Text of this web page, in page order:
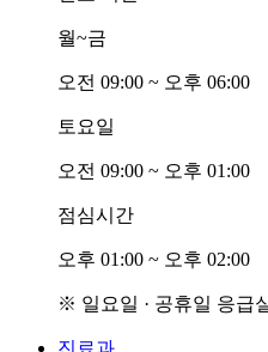
월~금
오전 09:00 ~ 오후 06:00
토요일
오전 09:00 ~ 오후 01:00
점심시간
오후 01:00 ~ 오후 02:00
※ 일요일 · 공휴일 응급
진료과